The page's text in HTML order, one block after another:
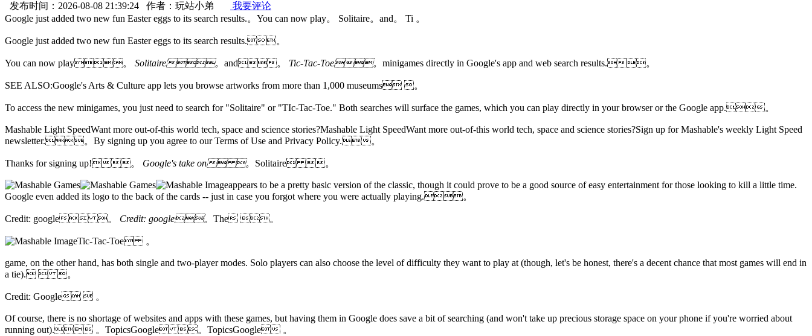
发布时间：2026-08-08 21:39:24 作者：玩站小弟
我要评论
Google just added two new fun Easter eggs to its search results.。You can now play。 Solitaire。and。 Ti 。
Google just added two new fun Easter eggs to its search results.。
You can now play。 Solitaire。 and。 Tic-Tac-Toe。 minigames directly in Google's app and web search results.。
SEE ALSO:Google's Arts & Culture app lets you browse artworks from more than 1,000 museums 。
To access the new minigames, you just need to search for "Solitaire" or "TIc-Tac-Toe." Both searches will surface the games, which you can play directly in your browser or the Google app.。
Mashable Light SpeedWant more out-of-this world tech, space and science stories?Mashable Light SpeedWant more out-of-this world tech, space and science stories?Sign up for Mashable's weekly Light Speed
newsletter.。By signing up you agree to our Terms of Use and Privacy Policy.。
Thanks for signing up!。 Google's take on 。 Solitaire 。
appears to be a pretty basic version of the classic, though it could prove to be a good source of easy entertainment for those looking to kill a little time.
Google even added its logo to the back of the cards -- just in case you forgot where you were actually playing.。
Credit: google 。 Credit: google。 The 。
Tic-Tac-Toe 。
game, on the other hand, has both single and two-player modes. Solo players can also choose the level of difficulty they want to play at (though, let's be honest, there's a decent chance that most games will end in
a tie).  。
Credit: Google  。
Of course, there is no shortage of websites and apps with these games, but having them in Google does save a bit of searching (and won't take up precious storage space on your phone if you're worried about
running out). 。TopicsGoogle 。TopicsGoogle 。